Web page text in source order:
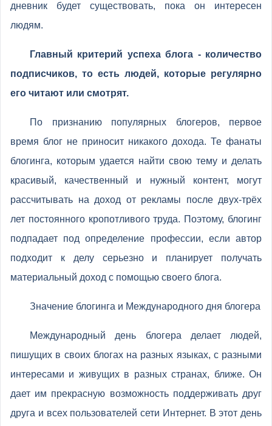
дневник будет существовать, пока он интересен
людям.
Главный критерий успеха блога - количество
подписчиков, то есть людей, которые регулярно
его читают или смотрят.
По признанию популярных блогеров, первое
время блог не приносит никакого дохода. Те фанаты
блогинга, которым удается найти свою тему и делать
красивый, качественный и нужный контент, могут
рассчитывать на доход от рекламы после двух-трёх
лет постоянного кропотливого труда. Поэтому, блогинг
подпадает под определение профессии, если автор
подходит к делу серьезно и планирует получать
материальный доход с помощью своего блога.
Значение блогинга и Международного дня блогера
Международный день блогера делает людей,
пишущих в своих блогах на разных языках, с разными
интересами и живущих в разных странах, ближе. Он
дает им прекрасную возможность поддерживать друг
друга и всех пользователей сети Интернет. В этот день